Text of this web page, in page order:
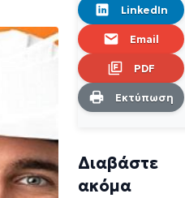
LinkedIn
Email
PDF
Εκτύπωση
Διαβάστε
ακόμα